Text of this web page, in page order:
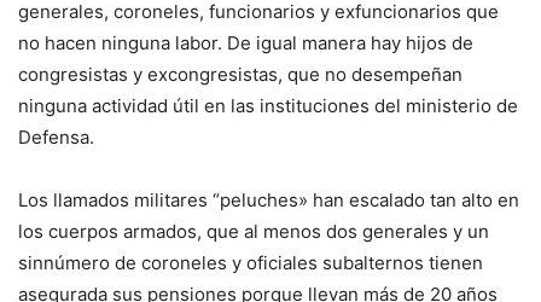
generales, coroneles, funcionarios y exfuncionarios que
no hacen ninguna labor. De igual manera hay hijos de
congresistas y excongresistas, que no desempeñan
ninguna actividad útil en las instituciones del ministerio de
Defensa.
Los llamados militares “peluches» han escalado tan alto en
los cuerpos armados, que al menos dos generales y un
sinnúmero de coroneles y oficiales subalternos tienen
asegurada sus pensiones porque llevan más de 20 años